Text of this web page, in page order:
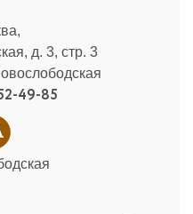
д. 3, стр. 3
49-85